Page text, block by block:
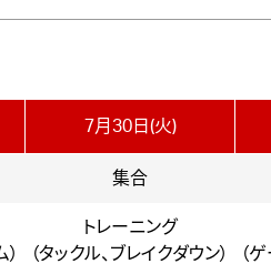
7月30日(火)
集合
トレーニング
（タックル、ブレイクダウン）
（